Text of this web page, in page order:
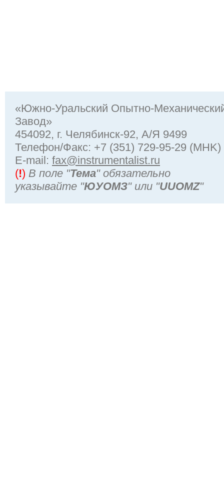
«Южно-Уральский Опытно-
Завод»
454092, г. Челябинск-92, А/Я 9499
Телефон/Факс: +7 (351) 729-95-29 (MHK)
Е-mail: fax@instrumentalist.ru
(!) В поле "Тема" обязательно
указывайте "ЮУОМЗ" или "UUOMZ"